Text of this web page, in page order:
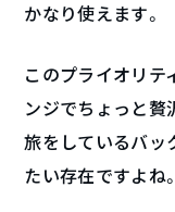
かなり使えます。
このプライオリテ
ンジでちょっと贅
旅をしているバッ
たい存在ですよね。